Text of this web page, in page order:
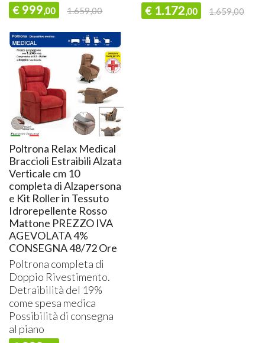
€ 999,00 1.659,00
€ 1.172,00 1.659,00
Poltrona Relax Medical
Braccioli Estraibili Alzata
Verticale cm 10
completa di Alzapersona
e Kit Roller in Tessuto
Idrorepellente Rosso
Mattone PREZZO IVA
AGEVOLATA 4%
CONSEGNA 48/72 Ore
Poltrona completa di
Doppio Rivestimento.
Detraibilità del 19%
come spesa medica
Possibilità di consegna
al piano